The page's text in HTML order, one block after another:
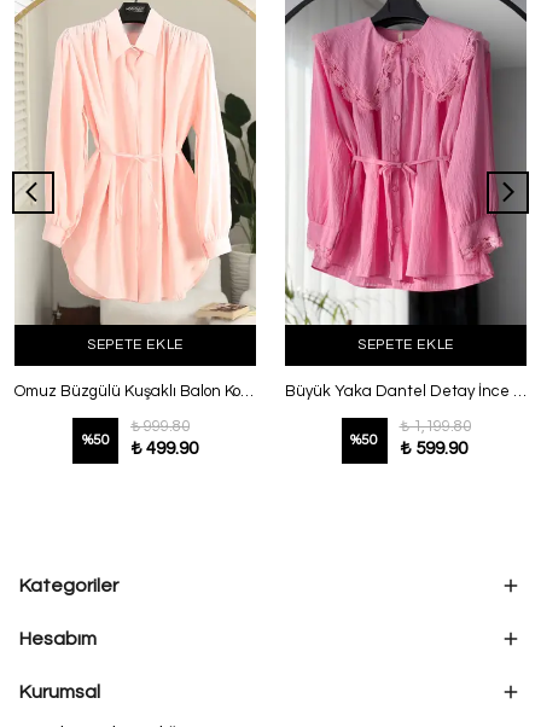
SEPETE EKLE
Omuz Büzgülü Kuşaklı Balon Kol Modal Gömlek Pembe
%50
₺ 999.80
₺ 499.90
SEPETE EKLE
Büyük Yaka Dantel Detay İnce Kuşaklı Gömlek Pembe
%50
₺ 1,199.80
₺ 599.90
Kategoriler
Hesabım
Kurumsal